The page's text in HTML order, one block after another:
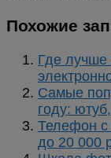
Похожие
Где лучше
Самые
году:
Телефон с
до 20 000